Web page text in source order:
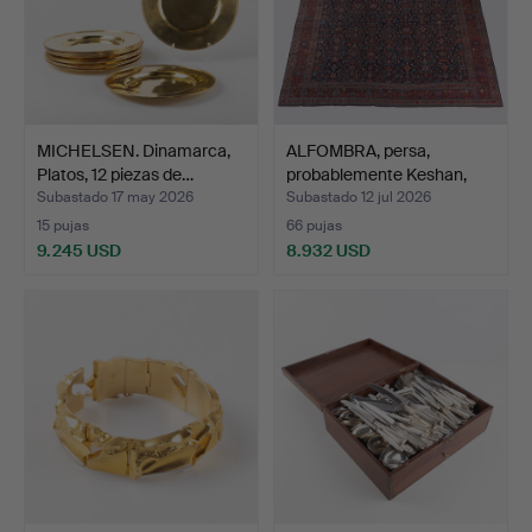
MICHELSEN. Dinamarca,
Platos, 12 piezas de…
Subastado 17 may 2026
15 pujas
9.245 USD
ALFOMBRA, persa,
probablemente Keshan,
apr…
Subastado 12 jul 2026
66 pujas
8.932 USD